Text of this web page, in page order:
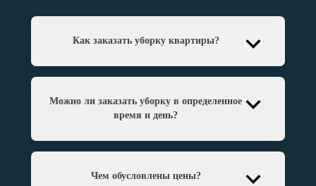
Как заказать уборку квартиры?
Можно ли заказать уборку в определенное
время и день?
Чем обусловлены цены?